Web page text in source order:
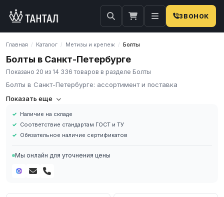
ЗВОНОК
Главная / Каталог / Метизы и крепеж / Болты
Болты в Санкт-Петербурге
Показано 20 из 14 336 товаров в разделе Болты
Болты в Санкт-Петербурге: ассортимент и поставка
Болты
нарезанной резьбой. Сверху имеется шляпка, снизу на резьбу
навинчивается гайка. Обычно между шляпкой и гайкой
распределения нагрузки и предохраняют поверхности от
продавливания.
Показать еще
Наличие на складе
Соответствие стандартам ГОСТ и ТУ
Обязательное наличие сертификатов
Мы онлайн для уточнения цены